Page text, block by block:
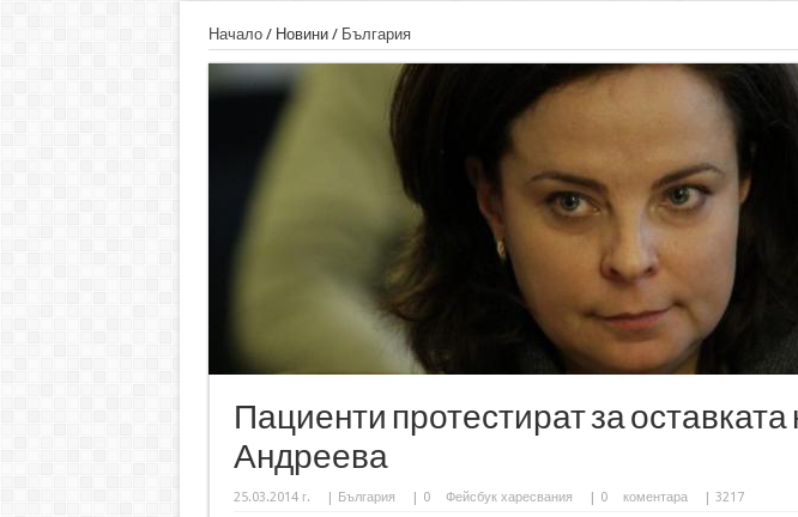
Начало/ Новини/ България
Пациенти протестират за оставката
Андреева
25.03.2014 г. | България | 0 Фейсбук харесвания | 0 коментара | 3217